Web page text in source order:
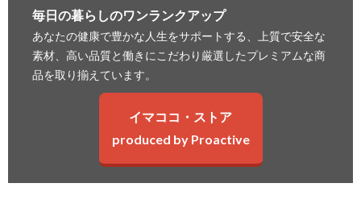
毎日の暮らしのワンランクアップ
あなたの健康で豊かな人生をサポートする、上質で安全な
素材、高い品質と働きにこだわり厳選したプレミアムな商
品を取り揃えています。
イマココ・ストア
produced by Proactive